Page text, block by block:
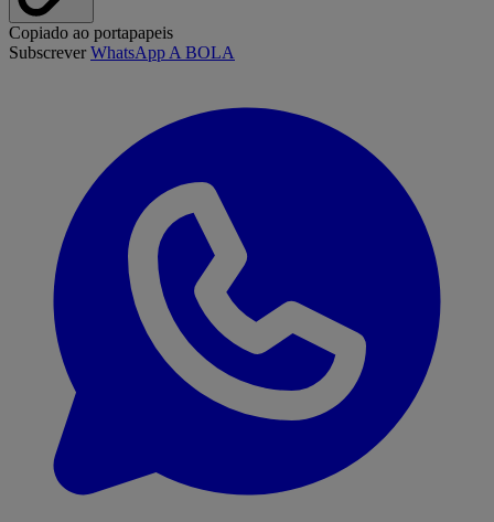
Copiado ao portapapeis
SubscreverWhatsApp A BOLA